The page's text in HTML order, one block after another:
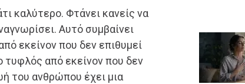
καλύτερο. Φτάνει κανείς να
Αυτό συμβαίνει
εκείνον που δεν επιθυμεί
τυφλός από εκείνον που δεν
του ανθρώπου έχει μια